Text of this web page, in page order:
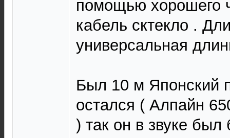
помощью хорошего
кабель сктекло .
универсальная
Был 10 м Японский
остался ( Алпайн
) так он в звуке был